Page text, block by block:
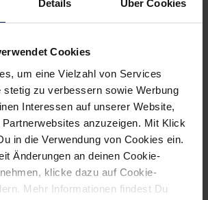
Details Über Cookies
Cookies
um eine Vielzahl von Services
stetig zu verbessern sowie Werbung
Interessen auf unserer Website,
anzuzeigen. Mit Klick
in die Verwendung von Cookies ein.
Änderungen an deinen Cookie-
klicke dazu auf Cookie-
Mehr Informationen findest Du
Donnerstagabend. Berlin geht zwar
nur einen Minuspunkt Rückstand und
Team hat einen zähen Charakter“,
Nationalspieler Paul Drux der
dpa, als er nach den starken
mit der großen Verletztenmisere
dass die Berliner ohne zahlreiche